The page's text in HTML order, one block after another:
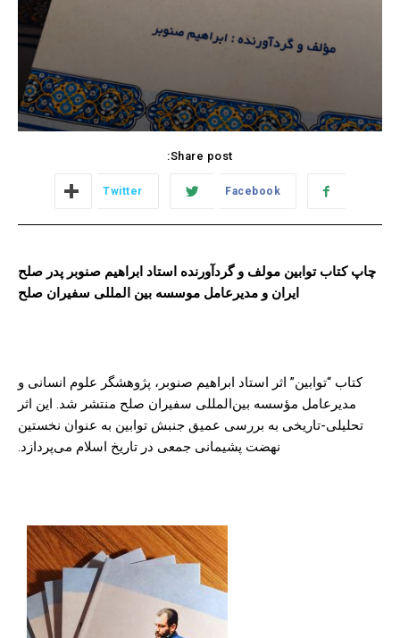
Share post:
Facebook
Twitter
چاپ کتاب توابین مولف و گردآورنده استاد ابراهیم صنوبر پدر صلح
ایران و مدیرعامل موسسه بین المللی سفیران صلح
کتاب “توابین” اثر استاد ابراهیم صنوبر، پژوهشگر علوم انسانی و
مدیرعامل مؤسسه بین‌المللی سفیران صلح منتشر شد. این اثر
تحلیلی-تاریخی به بررسی عمیق جنبش توابین به عنوان نخستین
نهضت پشیمانی جمعی در تاریخ اسلام می‌پردازد.